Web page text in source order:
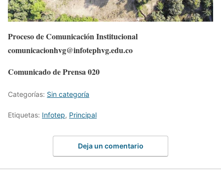
Proceso de Comunicación Institucional
comunicacionhvg@infotephvg.edu.co
Comunicado de Prensa 020
Categorías: Sin categoría
Etiquetas: Infotep, Principal
Deja un comentario